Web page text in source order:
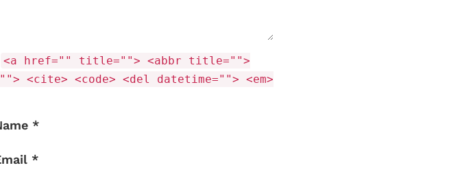
<a href="" title=""> <abbr title="">
<cite> <code> <del datetime=""> <em>
*
*